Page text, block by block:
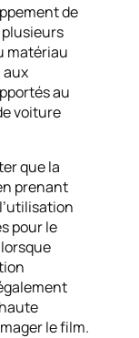
de
matériau
aux
au
voiture
que la
prenant
pour le
le film.